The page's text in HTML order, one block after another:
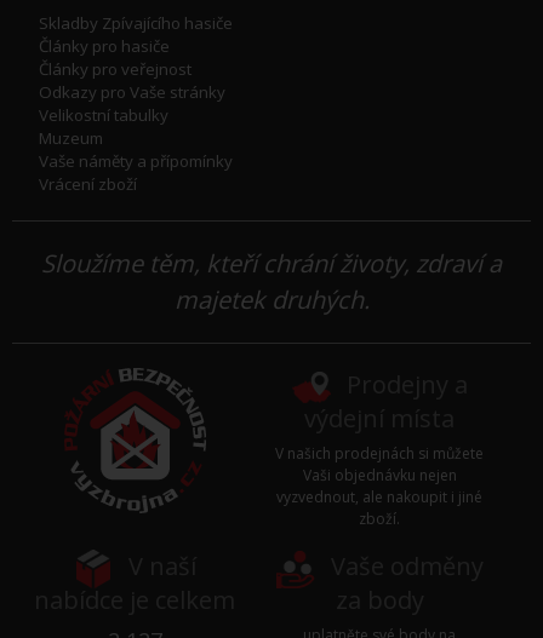
Skladby Zpívajícího hasiče
Články pro hasiče
Články pro veřejnost
Odkazy pro Vaše stránky
Velikostní tabulky
Muzeum
Vaše náměty a přípomínky
Vrácení zboží
Sloužíme těm, kteří chrání životy, zdraví a
majetek druhých.
V našich prodejnách si můžete
Vaši objednávku nejen
vyzvednout, ale nakoupit i jiné
zboží.